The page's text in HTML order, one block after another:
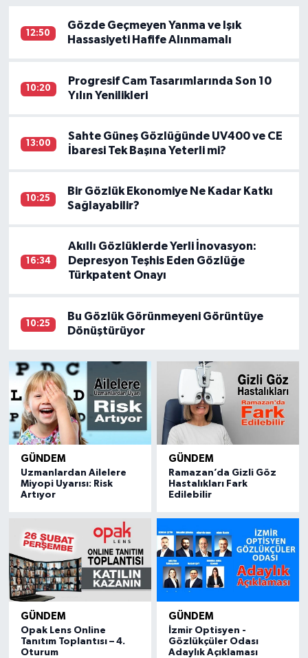
12:50
Gözde Geçmeyen Yanma ve Işık
Hassasiyeti Hafife Alınmamalı
10:20
Progresif Cam Tasarımlarında Son 10
Yılın Yenilikleri
13:00
Sahte Güneş Gözlüğünde UV400 ve CE
İbaresi Tek Başına Yeterli mi?
10:25
Bir Gözlük Ekonomiye Ne Kadar Katkı
Sağlayabilir?
16:34
Akıllı Gözlüklerde Yerli İnovasyon:
Depresyon Teşhis Eden Gözlüğe
Türkpatent Onayı
10:25
Bu Gözlük Görünmeyeni Görüntüye
Dönüştürüyor
GÜNDEM
Uzmanlardan Ailelere
Miyopi Uyarısı: Risk
Artıyor
GÜNDEM
Ramazan’da Gizli Göz
Hastalıkları Fark
Edilebilir
GÜNDEM
Opak Lens Online
Tanıtım Toplantısı – 4.
Oturum
GÜNDEM
İzmir Optisyen -
Gözlükçüler Odası
Adaylık Açıklaması